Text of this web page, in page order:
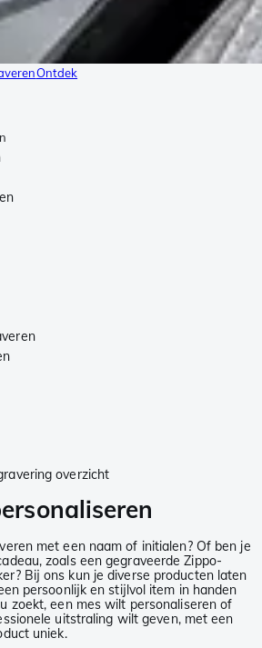
Ontdek
overzicht
met een naam of initialen? Of ben je
zoals een gegraveerde Zippo-
Bij ons kun je diverse producten laten
persoonlijk en stijlvol item in handen
zoekt, een mes wilt personaliseren of
uitstraling wilt geven, met een
uniek.